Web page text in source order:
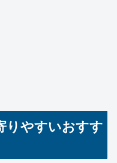
りやすいおすす